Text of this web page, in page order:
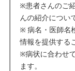
※患者さんのご
んの紹介につい
※ 病名・医師名
情報を提供する
※病状に合わせ
ます。